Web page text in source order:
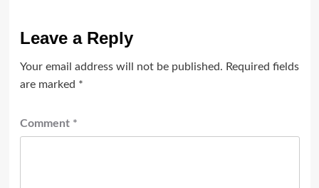
Leave a Reply
Your email address will not be published. Required fields
are marked *
Comment *